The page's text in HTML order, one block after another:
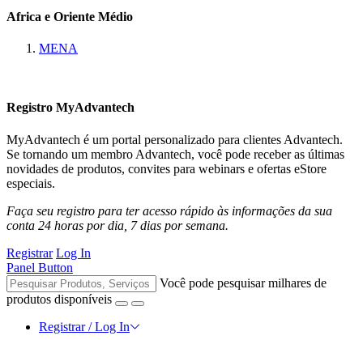
Africa e Oriente Médio
MENA
Registro MyAdvantech
MyAdvantech é um portal personalizado para clientes Advantech.
Se tornando um membro Advantech, você pode receber as últimas
novidades de produtos, convites para webinars e ofertas eStore
especiais.
Faça seu registro para ter acesso rápido às informações da sua
conta 24 horas por dia, 7 dias por semana.
Registrar Log In
Panel Button
Você pode pesquisar milhares de
produtos disponíveis
Registrar / Log In